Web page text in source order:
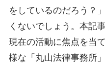
をしているのだろう？
くないでしょう。本記
現在の活動に焦点を当
様な「丸山法律事務所